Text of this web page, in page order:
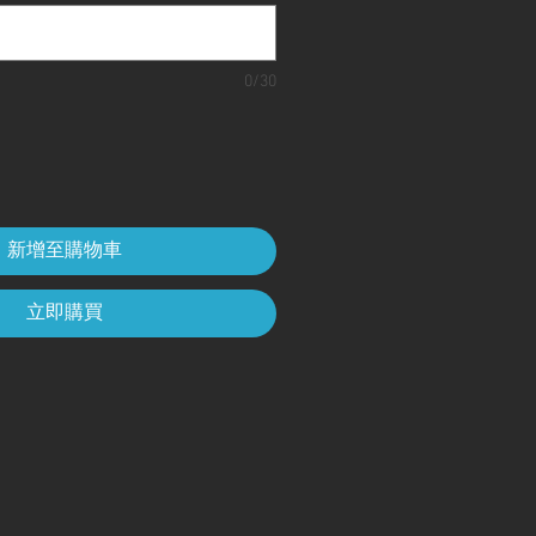
0/30
新增至購物車
立即購買